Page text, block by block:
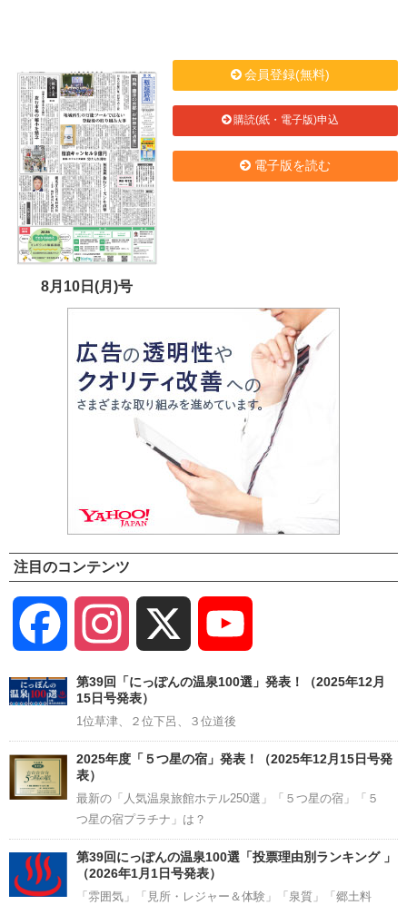
8月10日(月)号
会員登録(無料)
購読(紙・電子版)申込
電子版を読む
注目のコンテンツ
Facebook Instagram
Channel
第39回「にっぽんの温泉100選」発表！（2025年12月
15日号発表）
1位草津、２位下呂、３位道後
2025年度「５つ星の宿」発表！（2025年12月15日号発
表）
最新の「人気温泉旅館ホテル250選」「５つ星の宿」「５
つ星の宿プラチナ」は？
第39回にっぽんの温泉100選「投票理由別ランキング 」
（2026年1月1日号発表）
「雰囲気」「見所・レジャー＆体験」「泉質」「郷土料